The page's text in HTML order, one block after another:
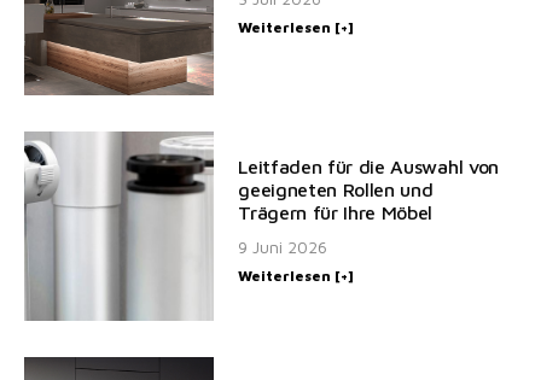
Weiterlesen [+]
Leitfaden für die Auswahl von
geeigneten Rollen und
Trägern für Ihre Möbel
9 Juni 2026
Weiterlesen [+]